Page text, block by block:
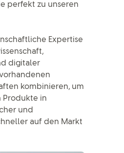
perfekt zu unseren
Expertise
digitaler
kombinieren, um
Produkte in
und
auf den Markt